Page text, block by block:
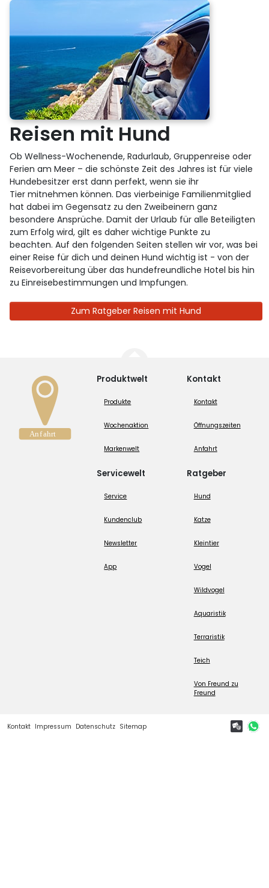
Reisen mit Hund
Ob Wellness-Wochenende, Radurlaub, Gruppenreise oder
Ferien am Meer – die schönste Zeit des Jahres ist für viele
Hundebesitzer erst dann perfekt, wenn sie ihr
Tier mitnehmen können. Das vierbeinige Familienmitglied
hat dabei im Gegensatz zu den Zweibeinern ganz
besondere Ansprüche. Damit der Urlaub für alle Beteiligten
zum Erfolg wird, gilt es daher wichtige Punkte zu
beachten. Auf den folgenden Seiten stellen wir vor, was bei
einer Reise für dich und deinen Hund wichtig ist - von der
Reisevorbereitung über das hundefreundliche Hotel bis hin
zu Einreisebestimmungen und Impfungen.
Zum Ratgeber Reisen mit Hund
Produktwelt
Produkte
Wochenaktion
Markenwelt
Servicewelt
Service
Kundenclub
Newsletter
App
Kontakt
Kontakt
Öffnungszeiten
Anfahrt
Ratgeber
Hund
Katze
Kleintier
Vogel
Wildvogel
Aquaristik
Terraristik
Teich
Von Freund zu
Freund
Kontakt Impressum Datenschutz Sitemap